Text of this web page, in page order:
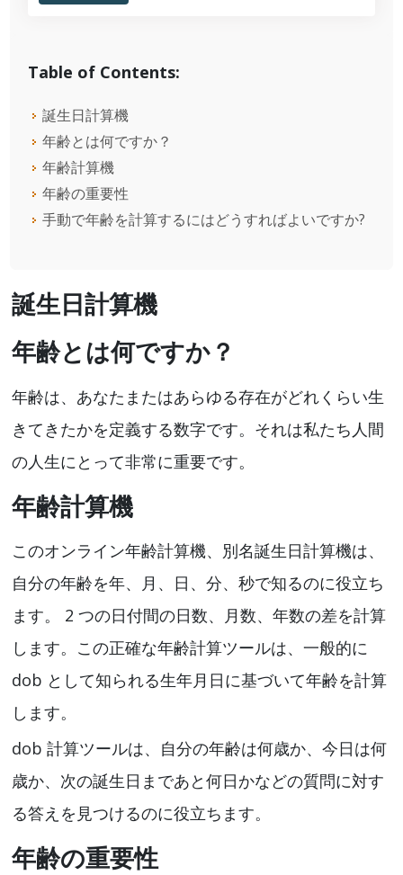
Table of Contents:
誕生日計算機
年齢とは何ですか？
年齢計算機
年齢の重要性
手動で年齢を計算するにはどうすればよいですか?
誕生日計算機
年齢とは何ですか？
年齢は、あなたまたはあらゆる存在がどれくらい生
きてきたかを定義する数字です。それは私たち人間
の人生にとって非常に重要です。
年齢計算機
このオンライン年齢計算機、別名誕生日計算機は、
自分の年齢を年、月、日、分、秒で知るのに役立ち
ます。 2 つの日付間の日数、月数、年数の差を計算
します。この正確な年齢計算ツールは、一般的に
dob として知られる生年月日に基づいて年齢を計算
します。
dob 計算ツールは、自分の年齢は何歳か、今日は何
歳か、次の誕生日まであと何日かなどの質問に対す
る答えを見つけるのに役立ちます。
年齢の重要性